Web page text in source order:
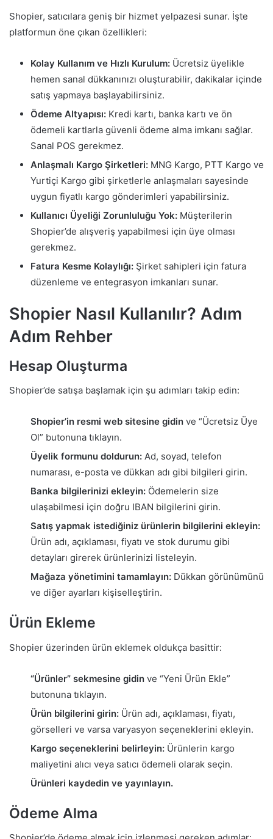
Shopier, satıcılara geniş bir hizmet yelpazesi sunar. İşte
platformun öne çıkan özellikleri:
Kolay Kullanım ve Hızlı Kurulum: Ücretsiz üyelikle
hemen sanal dükkanınızı oluşturabilir, dakikalar içinde
satış yapmaya başlayabilirsiniz.
Ödeme Altyapısı: Kredi kartı, banka kartı ve ön
ödemeli kartlarla güvenli ödeme alma imkanı sağlar.
Sanal POS gerekmez.
Anlaşmalı Kargo Şirketleri: MNG Kargo, PTT Kargo ve
Yurtiçi Kargo gibi şirketlerle anlaşmaları sayesinde
uygun fiyatlı kargo gönderimleri yapabilirsiniz.
Kullanıcı Üyeliği Zorunluluğu Yok: Müşterilerin
Shopier’de alışveriş yapabilmesi için üye olması
gerekmez.
Fatura Kesme Kolaylığı: Şirket sahipleri için fatura
düzenleme ve entegrasyon imkanları sunar.
Shopier Nasıl Kullanılır? Adım
Adım Rehber
Hesap Oluşturma
Shopier’de satışa başlamak için şu adımları takip edin:
Shopier’in resmi web sitesine gidin ve “Ücretsiz Üye
Ol” butonuna tıklayın.
Üyelik formunu doldurun: Ad, soyad, telefon
numarası, e-posta ve dükkan adı gibi bilgileri girin.
Banka bilgilerinizi ekleyin: Ödemelerin size
ulaşabilmesi için doğru IBAN bilgilerini girin.
Satış yapmak istediğiniz ürünlerin bilgilerini ekleyin:
Ürün adı, açıklaması, fiyatı ve stok durumu gibi
detayları girerek ürünlerinizi listeleyin.
Mağaza yönetimini tamamlayın: Dükkan görünümünü
ve diğer ayarları kişiselleştirin.
Ürün Ekleme
Shopier üzerinden ürün eklemek oldukça basittir:
“Ürünler” sekmesine gidin ve “Yeni Ürün Ekle”
butonuna tıklayın.
Ürün bilgilerini girin: Ürün adı, açıklaması, fiyatı,
görselleri ve varsa varyasyon seçeneklerini ekleyin.
Kargo seçeneklerini belirleyin: Ürünlerin kargo
maliyetini alıcı veya satıcı ödemeli olarak seçin.
Ürünleri kaydedin ve yayınlayın.
Ödeme Alma